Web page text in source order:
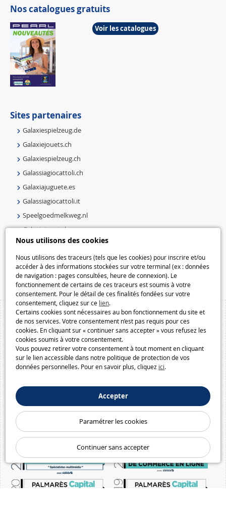
Nous utilisons des cookies
Nous utilisons des traceurs (tels que les cookies) pour inscrire et/ou
accéder à des informations stockées sur votre terminal (ex : données
de navigation : pages consultées, heure de connexion). Le
fonctionnement de certains de ces traceurs est soumis à votre
consentement. Pour le détail de ces finalités fondées sur votre
consentement, cliquez sur ce lien.
Certains cookies sont nécessaires au bon fonctionnement du site et
de nos services. Votre consentement n’est pas requis pour ces
cookies. En cliquant sur « continuer sans accepter » vous refusez les
cookies soumis à votre consentement.
Vous pouvez retirer votre consentement à tout moment en cliquant
sur le lien accessible dans notre politique de protection de vos
données personnelles. Pour en savoir plus, cliquez ici.
Accepter
Paramétrer les cookies
Continuer sans accepter
Nos catalogues gratuits
Voir les catalogues
Sites partenaires
Galaxiespielzeug.de
Galaxiejouets.ch
Galaxiespielzeug.ch
Galassiagiocattoli.ch
Galaxiajuguete.es
Galassiagiocattoli.it
Speelgoedmelkweg.nl
Galaxiejouets.be
Galaxiespielzeug.be
Speelgoedmelkweg.be
Macway.com